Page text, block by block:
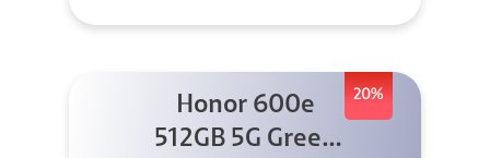
20%
Honor 600e
512GB 5G Green